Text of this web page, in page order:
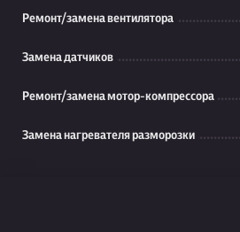
Ремонт/замена вентилятора
Замена датчиков
Ремонт/замена мотор-компрессора
Замена нагревателя разморозки